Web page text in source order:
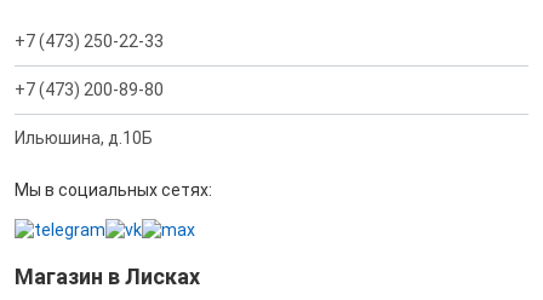
+7 (473) 250-22-33
+7 (473) 200-89-80
Ильюшина, д.10Б
Мы в социальных сетях:
Магазин в Лисках